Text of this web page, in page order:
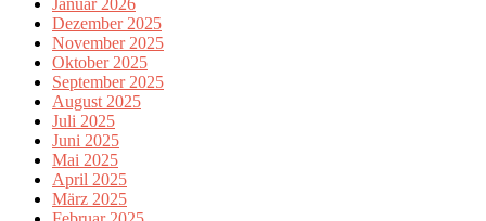
Januar 2026
Dezember 2025
November 2025
Oktober 2025
September 2025
August 2025
Juli 2025
Juni 2025
Mai 2025
April 2025
März 2025